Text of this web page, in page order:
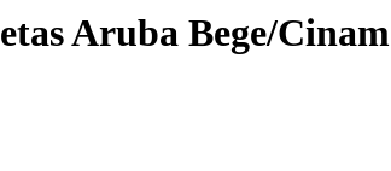
Aruba Bege/